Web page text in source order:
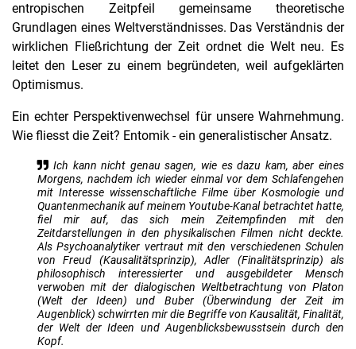
entropischen Zeitpfeil gemeinsame theoretische
Grundlagen eines Weltverständnisses. Das Verständnis der
wirklichen Fließrichtung der Zeit ordnet die Welt neu. Es
leitet den Leser zu einem begründeten, weil aufgeklärten
Optimismus.
Ein echter Perspektivenwechsel für unsere Wahrnehmung.
Wie fliesst die Zeit? Entomik - ein generalistischer Ansatz.
Ich kann nicht genau sagen, wie es dazu kam, aber eines
Morgens, nachdem ich wieder einmal vor dem Schlafengehen
mit Interesse wissenschaftliche Filme über Kosmologie und
Quantenmechanik auf meinem Youtube-Kanal betrachtet hatte,
fiel mir auf, das sich mein Zeitempfinden mit den
Zeitdarstellungen in den physikalischen Filmen nicht deckte.
Als Psychoanalytiker vertraut mit den verschiedenen Schulen
von Freud (Kausalitätsprinzip), Adler (Finalitätsprinzip) als
philosophisch interessierter und ausgebildeter Mensch
verwoben mit der dialogischen Weltbetrachtung von Platon
(Welt der Ideen) und Buber (Überwindung der Zeit im
Augenblick) schwirrten mir die Begriffe von Kausalität, Finalität,
der Welt der Ideen und Augenblicksbewusstsein durch den
Kopf.